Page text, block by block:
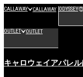
CALLAWAY CALLAWAY ODYSSEY
OUTLET OUTLET
キャロウェイアパレ